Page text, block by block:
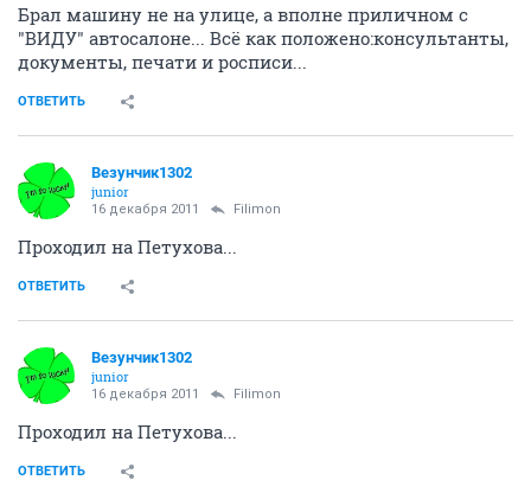
Брал машину не на улице, а вполне приличном с
"ВИДУ" автосалоне... Всё как положено:консультанты,
документы, печати и росписи...
ОТВЕТИТЬ
Везунчик1302
junior
16 декабря 2011 Filimon
Проходил на Петухова...
ОТВЕТИТЬ
Везунчик1302
junior
16 декабря 2011 Filimon
Проходил на Петухова...
ОТВЕТИТЬ